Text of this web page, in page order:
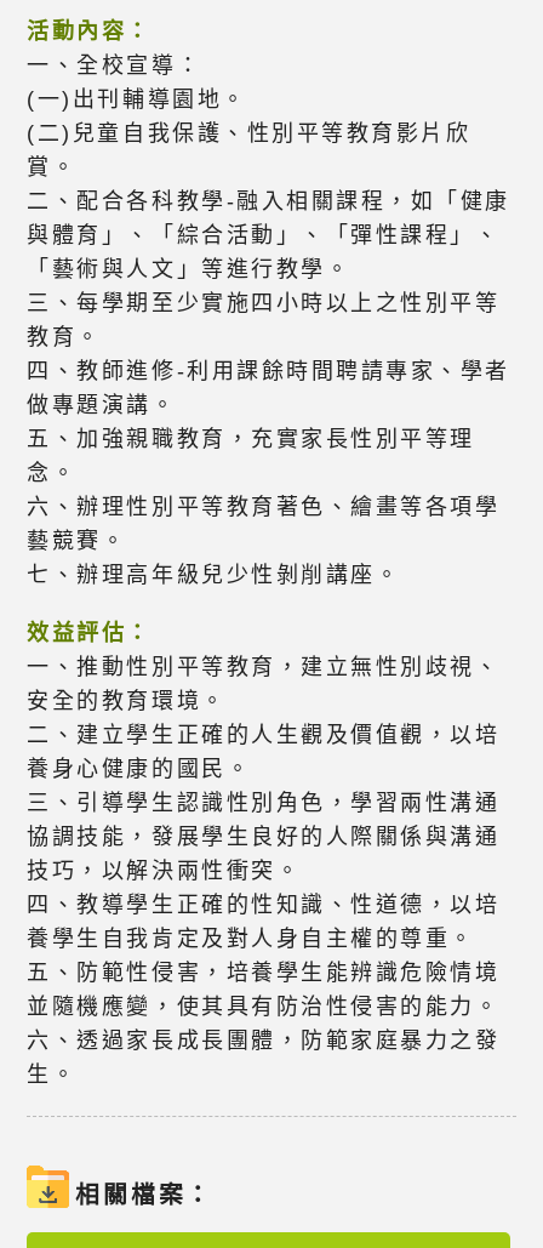
活動內容：
一、全校宣導：
(一)出刊輔導園地。
(二)兒童自我保護、性別平等教育影片欣
賞。
二、配合各科教學-融入相關課程，如「健康
與體育」、「綜合活動」、「彈性課程」、
「藝術與人文」等進行教學。
三、每學期至少實施四小時以上之性別平等
教育。
四、教師進修-利用課餘時間聘請專家、學者
做專題演講。
五、加強親職教育，充實家長性別平等理
念。
六、辦理性別平等教育著色、繪畫等各項學
藝競賽。
七、辦理高年級兒少性剝削講座。
效益評估：
一、推動性別平等教育，建立無性別歧視、
安全的教育環境。
二、建立學生正確的人生觀及價值觀，以培
養身心健康的國民。
三、引導學生認識性別角色，學習兩性溝通
協調技能，發展學生良好的人際關係與溝通
技巧，以解決兩性衝突。
四、教導學生正確的性知識、性道德，以培
養學生自我肯定及對人身自主權的尊重。
五、防範性侵害，培養學生能辨識危險情境
並隨機應變，使其具有防治性侵害的能力。
六、透過家長成長團體，防範家庭暴力之發
生。
相關檔案：